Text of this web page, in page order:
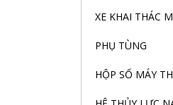
XE KHAI THÁC
PHỤ TÙNG
HỘP SỐ MÁY